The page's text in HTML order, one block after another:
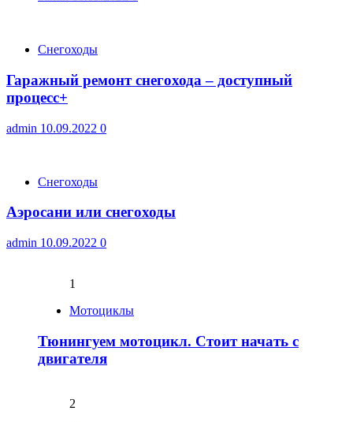
Снегоходы
Гаражный ремонт снегохода – доступный
процесс+
admin 10.09.2022 0
Снегоходы
Аэросани или снегоходы
admin 10.09.2022 0
1
Мотоциклы
Тюнингуем мотоцикл. Стоит начать с
двигателя
2